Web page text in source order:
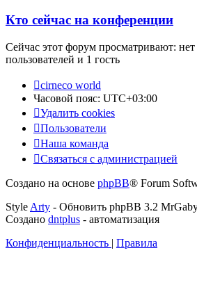
Кто сейчас на конференции
Сейчас этот форум просматривают:
пользователей и 1 гость
cirneco world
Часовой пояс: UTC+03:00
Удалить cookies
Пользователи
Наша команда
Связаться с администрацией
Создано на основе phpBB® Forum
Style Arty - Обновить phpBB 3.2
Создано dntplus - автоматизация
Конфиденциальность | Правила